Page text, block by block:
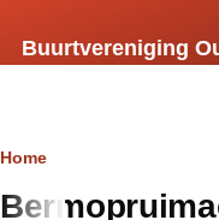
Buurtvereniging
Breadcrumb
Home